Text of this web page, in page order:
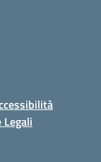
Legali